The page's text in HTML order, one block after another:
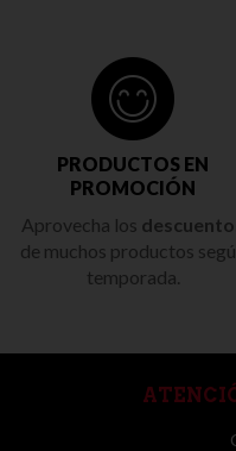
PRODUCTOS EN
PROMOCIÓN
Aprovecha los
de muchos productos
temporada.